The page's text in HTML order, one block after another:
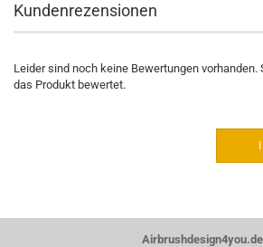
Kundenrezensionen
Leider sind noch keine Bewertungen vorhanden.
das Produkt bewertet.
Airbrushdesign4you.de